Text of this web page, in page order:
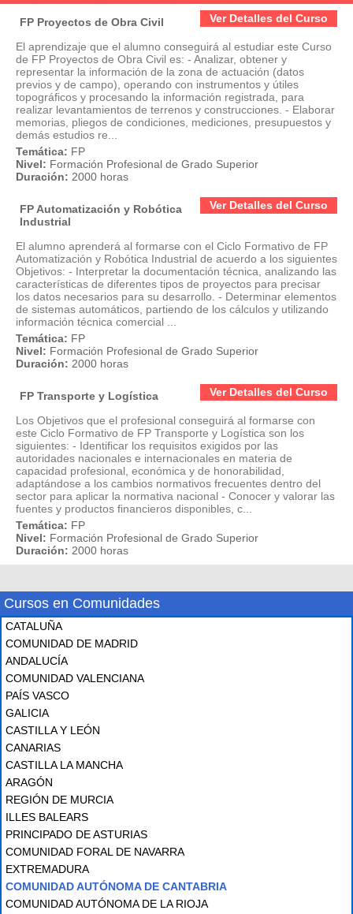
Ver Detalles del Curso
FP Proyectos de Obra Civil
El aprendizaje que el alumno conseguirá al estudiar este Curso
de FP Proyectos de Obra Civil es: - Analizar, obtener y
representar la información de la zona de actuación (datos
previos y de campo), operando con instrumentos y útiles
topográficos y procesando la información registrada, para
realizar levantamientos de terrenos y construcciones. - Elaborar
memorias, pliegos de condiciones, mediciones, presupuestos y
demás estudios re...
Temática: FP
Nivel: Formación Profesional de Grado Superior
Duración: 2000 horas
Ver Detalles del Curso
FP Automatización y Robótica
Industrial
El alumno aprenderá al formarse con el Ciclo Formativo de FP
Automatización y Robótica Industrial de acuerdo a los siguientes
Objetivos: - Interpretar la documentación técnica, analizando las
características de diferentes tipos de proyectos para precisar
los datos necesarios para su desarrollo. - Determinar elementos
de sistemas automáticos, partiendo de los cálculos y utilizando
información técnica comercial ...
Temática: FP
Nivel: Formación Profesional de Grado Superior
Duración: 2000 horas
Ver Detalles del Curso
FP Transporte y Logística
Los Objetivos que el profesional conseguirá al formarse con
este Ciclo Formativo de FP Transporte y Logística son los
siguientes: - Identificar los requisitos exigidos por las
autoridades nacionales e internacionales en materia de
capacidad profesional, económica y de honorabilidad,
adaptándose a los cambios normativos frecuentes dentro del
sector para aplicar la normativa nacional - Conocer y valorar las
fuentes y productos financieros disponibles, c...
Temática: FP
Nivel: Formación Profesional de Grado Superior
Duración: 2000 horas
Cursos en Comunidades
CATALUÑA
COMUNIDAD DE MADRID
ANDALUCÍA
COMUNIDAD VALENCIANA
PAÍS VASCO
GALICIA
CASTILLA Y LEÓN
CANARIAS
CASTILLA LA MANCHA
ARAGÓN
REGIÓN DE MURCIA
ILLES BALEARS
PRINCIPADO DE ASTURIAS
COMUNIDAD FORAL DE NAVARRA
EXTREMADURA
COMUNIDAD AUTÓNOMA DE CANTABRIA
COMUNIDAD AUTÓNOMA DE LA RIOJA